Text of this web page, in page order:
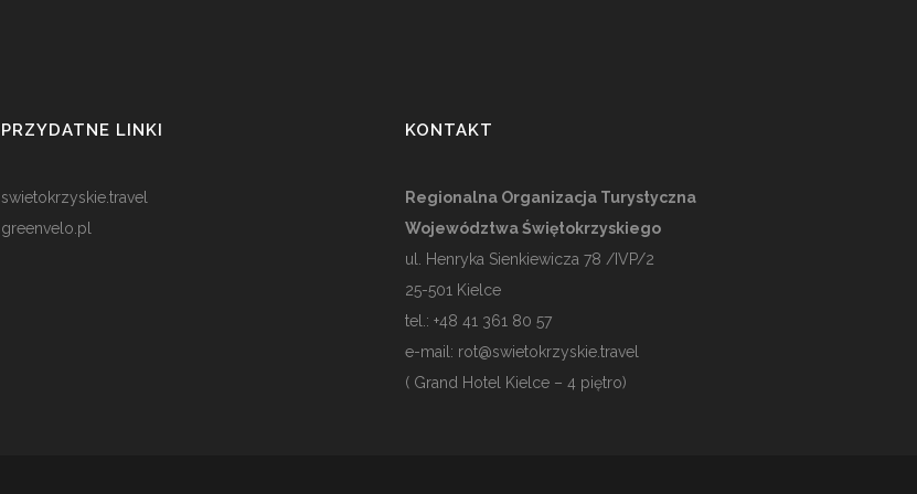
PRZYDATNE LINKI
swietokrzyskie.travel
greenvelo.pl
KONTAKT
Regionalna Organizacja Turystyczna
Województwa Świętokrzyskiego
ul. Henryka Sienkiewicza 78 /IVP/2
25-501 Kielce
tel.: +48 41 361 80 57
e-mail: rot@swietokrzyskie.travel
( Grand Hotel Kielce – 4 piętro)